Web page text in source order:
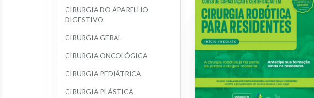
CIRURGIA DO APARELHO
DIGESTIVO
CIRURGIA GERAL
CIRURGIA ONCOLÓGICA
CIRURGIA PEDIÁTRICA
CIRURGIA PLÁSTICA